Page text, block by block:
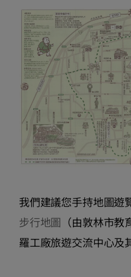
我們建議您手持地圖遊
步行地圖 （由敦林市
羅工廠旅遊交流中心及